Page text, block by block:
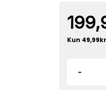
-